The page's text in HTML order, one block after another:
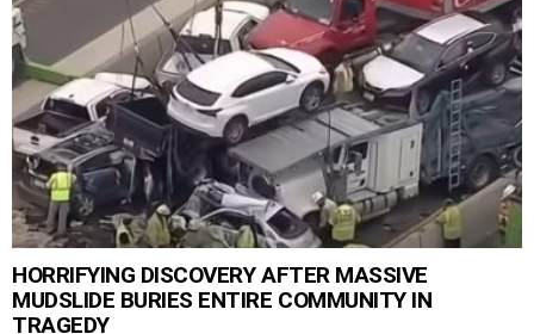
HORRIFYING DISCOVERY AFTER MASSIVE
MUDSLIDE BURIES ENTIRE COMMUNITY IN
TRAGEDY